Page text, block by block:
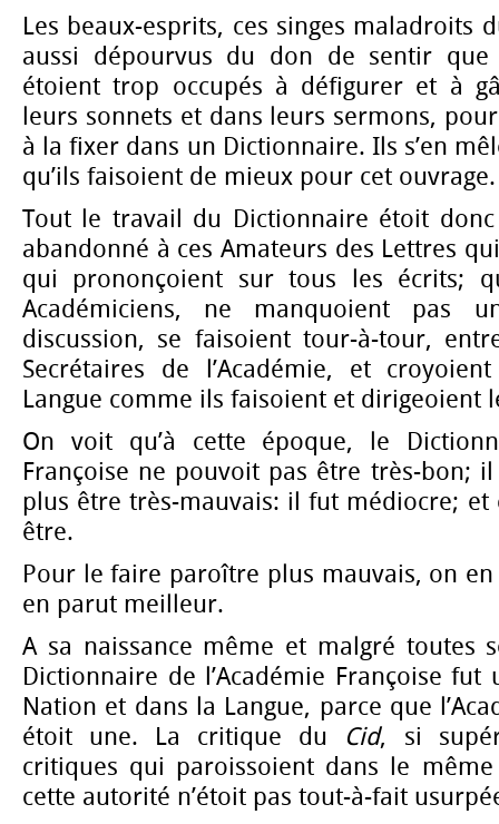
Les beaux-esprits, ces singes maladroits
aussi dépourvus du don de sentir
étoient trop occupés à défigurer et à
leurs sonnets et dans leurs sermons,
à la fixer dans un Dictionnaire. Ils s’en
qu’ils faisoient de mieux pour cet ouvrage.
Tout le travail du Dictionnaire étoit donc
abandonné à ces Amateurs des Lettres
qui prononçoient sur tous les écrits;
Académiciens, ne manquoient pas
discussion, se faisoient tour-à-tour,
Secrétaires de l’Académie, et
Langue comme ils faisoient et dirigeoient
On voit qu’à cette époque, le
Françoise ne pouvoit pas être très-bon;
plus être très-mauvais: il fut médiocre; et
être.
Pour le faire paroître plus mauvais, on
en parut meilleur.
A sa naissance même et malgré toutes
Dictionnaire de l’Académie Françoise
Nation et dans la Langue, parce que
étoit une. La critique du Cid, si
critiques qui paroissoient dans le
cette autorité n’étoit pas tout-à-fait